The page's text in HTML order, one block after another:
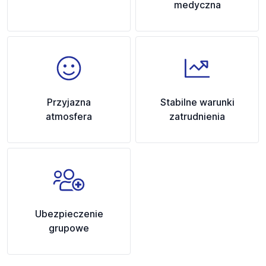
medyczna
Przyjazna
atmosfera
Stabilne warunki
zatrudnienia
Ubezpieczenie
grupowe